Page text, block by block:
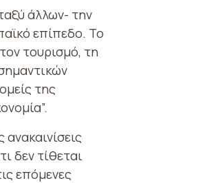
άλλων- την
επίπεδο. Το
τουρισμό, τη
της
δεν τίθεται
επόμενες